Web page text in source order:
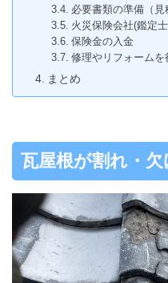
必要書類の準備（見
火災保険会社(鑑定
保険金の入金
修理やリフォーム
まとめ
瓦屋根が割れ・